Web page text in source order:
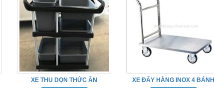
XE THU DỌN THỨC ĂN
XE ĐẨY HÀNG INOX 4 BÁNH